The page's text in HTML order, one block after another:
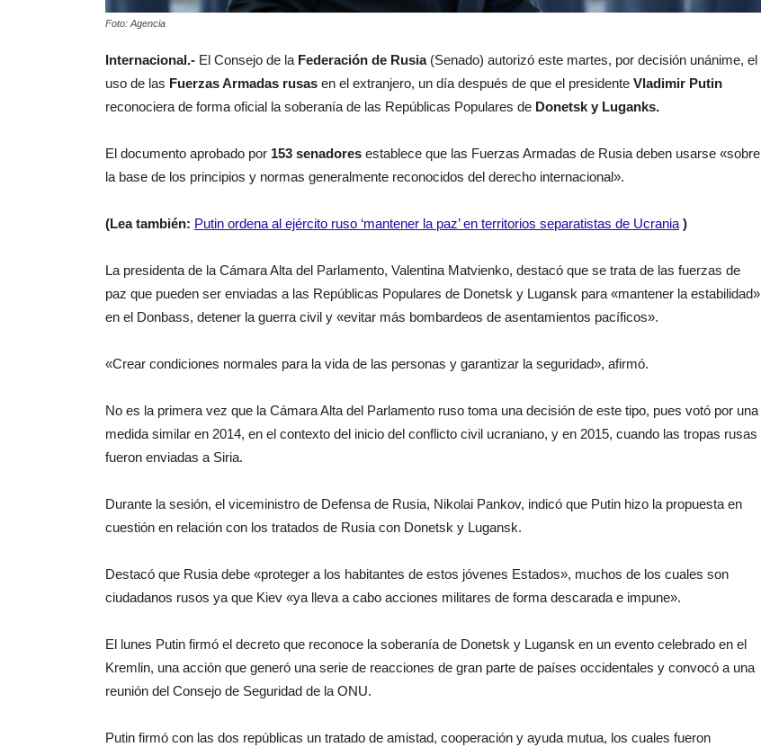
Foto: Agencia
Internacional.- El Consejo de la Federación de Rusia(Senado) autorizó este martes, por decisión unánime, el
uso de las Fuerzas Armadas rusas en el extranjero, un día después de que el presidente Vladimir Putin
reconociera de forma oficial la soberanía de las Repúblicas Populares de Donetsk y Luganks.
El documento aprobado por 153 senadores establece que las Fuerzas Armadas de Rusia deben usarse «sobre
la base de los principios y normas generalmente reconocidos del derecho internacional».
(Lea también: Putin ordena al ejército ruso ‘mantener la paz’ en territorios separatistas de Ucrania )
La presidenta de la Cámara Alta del Parlamento, Valentina Matvienko, destacó que se trata de las fuerzas de
paz que pueden ser enviadas a las Repúblicas Populares de Donetsk y Lugansk para «mantener la estabilidad»
en el Donbass, detener la guerra civil y «evitar más bombardeos de asentamientos pacíficos».
«Crear condiciones normales para la vida de las personas y garantizar la seguridad», afirmó.
No es la primera vez que la Cámara Alta del Parlamento ruso toma una decisión de este tipo, pues votó por una
medida similar en 2014, en el contexto del inicio del conflicto civil ucraniano, y en 2015, cuando las tropas rusas
fueron enviadas a Siria.
Durante la sesión, el viceministro de Defensa de Rusia, Nikolai Pankov, indicó que Putin hizo la propuesta en
cuestión en relación con los tratados de Rusia con Donetsk y Lugansk.
Destacó que Rusia debe «proteger a los habitantes de estos jóvenes Estados», muchos de los cuales son
ciudadanos rusos ya que Kiev «ya lleva a cabo acciones militares de forma descarada e impune».
El lunes Putin firmó el decreto que reconoce la soberanía de Donetsk y Lugansk en un evento celebrado en el
Kremlin, una acción que generó una serie de reacciones de gran parte de países occidentales y convocó a una
reunión del Consejo de Seguridad de la ONU.
Putin firmó con las dos repúblicas un tratado de amistad, cooperación y ayuda mutua, los cuales fueron